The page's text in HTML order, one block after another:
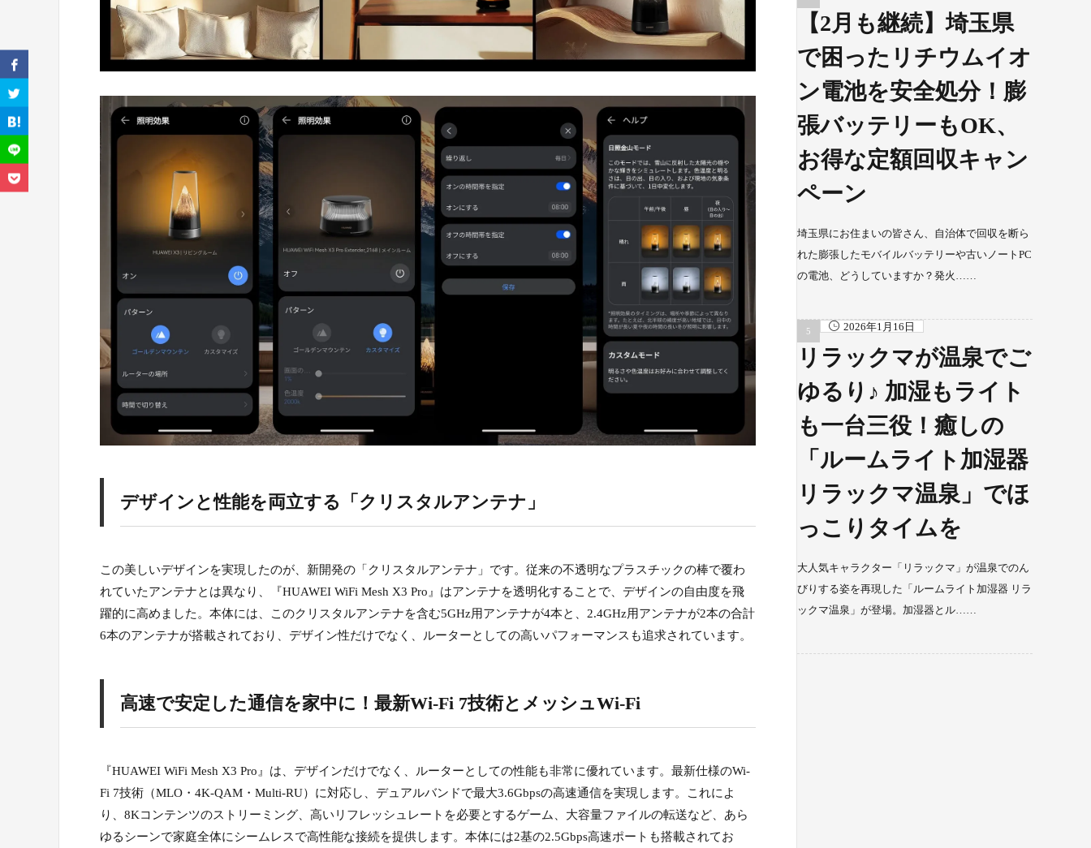
デザインと性能を両立する「クリスタルアンテナ」
この美しいデザインを実現したのが、新開発の「クリスタルアンテナ」です。従来の不透明なプラスチックの棒で覆わ
れていたアンテナとは異なり、『HUAWEI WiFi Mesh X3 Pro』はアンテナを透明化することで、デザインの自由度を飛
躍的に高めました。本体には、このクリスタルアンテナを含む5GHz用アンテナが4本と、2.4GHz用アンテナが2本の合計
6本のアンテナが搭載されており、デザイン性だけでなく、ルーターとしての高いパフォーマンスも追求されています。
高速で安定した通信を家中に！最新Wi-Fi 7技術とメッシュWi-Fi
『HUAWEI WiFi Mesh X3 Pro』は、デザインだけでなく、ルーターとしての性能も非常に優れています。最新仕様のWi-
Fi 7技術（MLO・4K-QAM・Multi-RU）に対応し、デュアルバンドで最大3.6Gbpsの高速通信を実現します。これによ
り、8Kコンテンツのストリーミング、高いリフレッシュレートを必要とするゲーム、大容量ファイルの転送など、あら
ゆるシーンで家庭全体にシームレスで高性能な接続を提供します。本体には2基の2.5Gbps高速ポートも搭載されてお
【2月も継続】埼玉県
で困ったリチウムイオ
ン電池を安全処分！膨
張バッテリーもOK、
お得な定額回収キャン
ペーン
埼玉県にお住まいの皆さん、自治体で回収を断ら
れた膨張したモバイルバッテリーや古いノートPC
の電池、どうしていますか？発火……
2026年1月16日
リラックマが温泉でご
ゆるり♪ 加湿もライト
も一台三役！癒しの
「ルームライト加湿器
リラックマ温泉」でほ
っこりタイムを
大人気キャラクター「リラックマ」が温泉でのん
びりする姿を再現した「ルームライト加湿器 リラ
ックマ温泉」が登場。加湿器とル……